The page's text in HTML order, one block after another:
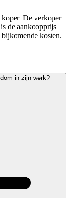
De verkoper
de aankoopprijs
kosten.
in zijn werk?